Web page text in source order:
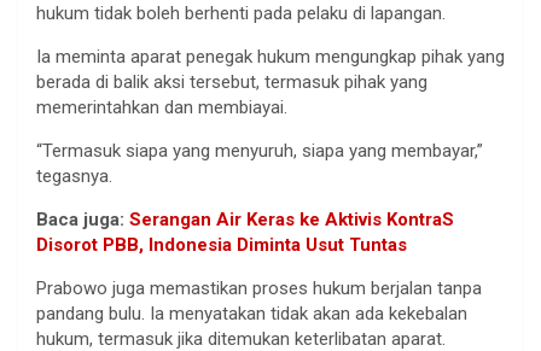
hukum tidak boleh berhenti pada pelaku di lapangan.
Ia meminta aparat penegak hukum mengungkap pihak yang
berada di balik aksi tersebut, termasuk pihak yang
memerintahkan dan membiayai.
“Termasuk siapa yang menyuruh, siapa yang membayar,”
tegasnya.
Baca juga: Serangan Air Keras ke Aktivis KontraS
Disorot PBB, Indonesia Diminta Usut Tuntas
Prabowo juga memastikan proses hukum berjalan tanpa
pandang bulu. Ia menyatakan tidak akan ada kekebalan
hukum, termasuk jika ditemukan keterlibatan aparat.